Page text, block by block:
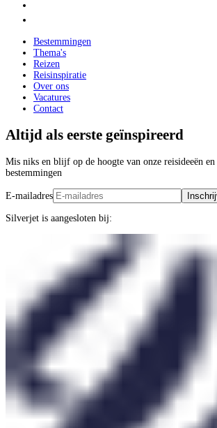
Bestemmingen
Thema's
Reizen
Reisinspiratie
Over ons
Vacatures
Contact
Altijd als eerste geïnspireerd
Mis niks en blijf op de hoogte van onze reisideeën
bestemmingen
E-mailadres
Silverjet is aangesloten bij: